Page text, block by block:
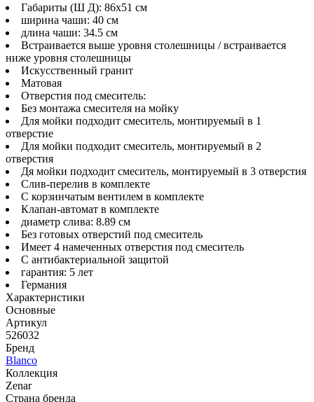
Габариты (Ш Д): 86x51 см
ширина чаши: 40 см
длина чаши: 34.5 см
Встраивается выше уровня столешницы / встраивается
ниже уровня столешницы
Искусственный гранит
Матовая
Отверстия под смеситель:
Без монтажа смесителя на мойку
Для мойки подходит смеситель, монтируемый в 1
отверстие
Для мойки подходит смеситель, монтируемый в 2
отверстия
Дя мойки подходит смеситель, монтируемый в 3 отверстия
Слив-перелив в комплекте
С корзинчатым вентилем в комплекте
Клапан-автомат в комплекте
диаметр слива: 8.89 см
Без готовых отверстий под смеситель
Имеет 4 намеченных отверстия под смеситель
С антибактериальной защитой
гарантия: 5 лет
Германия
Характеристики
Основные
Артикул
526032
Бренд
Blanco
Коллекция
Zenar
Страна бренда